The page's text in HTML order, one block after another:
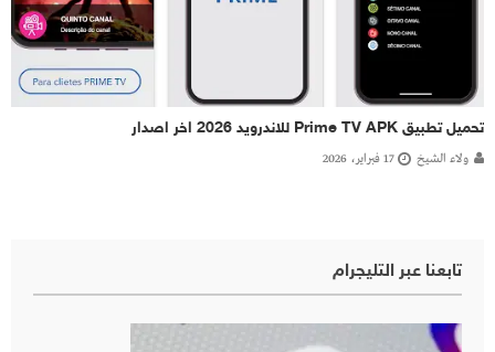
تحميل تطبيق Prime TV APK للاندرويد 2026 اخر اصدار
ولاء الشيخ 17 فبراير، 2026
تابعنا عبر التليجرام